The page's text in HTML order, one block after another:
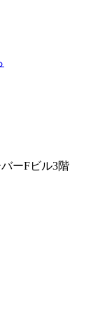
ーFビル3階